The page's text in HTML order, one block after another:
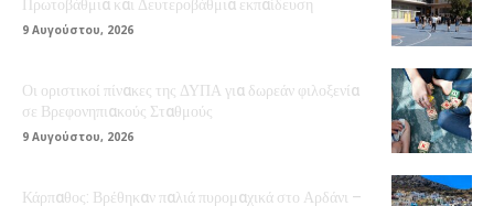
Πρωτοβάθμια και Δευτεροβάθμια εκπαίδευση
9 Αυγούστου, 2026
Οι οριστικοί πίνακες της ΔΥΠΑ για δωρεάν φιλοξενία
σε Βρεφονηπιακούς Σταθμούς
9 Αυγούστου, 2026
Κάρπαθος: Βρέθηκαν παλιά πυρομαχικά στο Αρδάνι –